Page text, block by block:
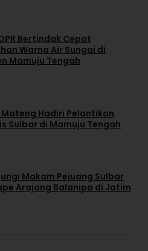
Bertindak Cepat
Warna Air Sungai di
Mamuju Tengah
Mateng Hadiri Pelantikan
Sulbar di Mamuju Tengah
Makam Pejuang Sulbar
Arajang Balanipa di Jatim